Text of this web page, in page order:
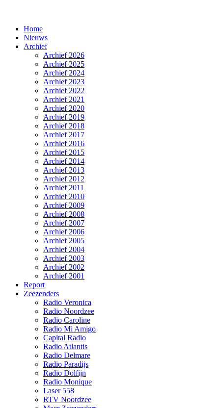
Home
Nieuws
Archief
Archief 2026
Archief 2025
Archief 2024
Archief 2023
Archief 2022
Archief 2021
Archief 2020
Archief 2019
Archief 2018
Archief 2017
Archief 2016
Archief 2015
Archief 2014
Archief 2013
Archief 2012
Archief 2011
Archief 2010
Archief 2009
Archief 2008
Archief 2007
Archief 2006
Archief 2005
Archief 2004
Archief 2003
Archief 2002
Archief 2001
Report
Zeezenders
Radio Veronica
Radio Noordzee
Radio Caroline
Radio Mi Amigo
Capital Radio
Radio Atlantis
Radio Delmare
Radio Paradijs
Radio Dolfijn
Radio Monique
Laser 558
RTV Noordzee